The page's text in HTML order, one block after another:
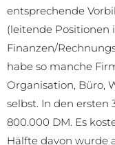
entsprechende
(leitende Positionen
Finanzen/
habe so manche
Organisation, Büro,
selbst. In den ersten
800.000 DM. Es
Hälfte davon wurde